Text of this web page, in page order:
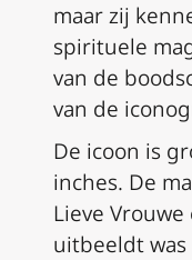
maar zij
spirituele
van de
van de
De icoon is
inches. De
Lieve
uitbeeldt